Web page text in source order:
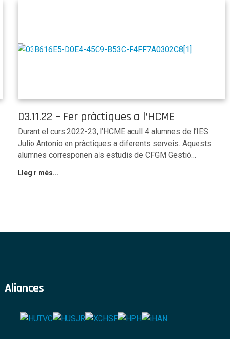
03.11.22 – Fer pràctiques a l’HCME
Durant el curs 2022-23, l’HCME acull 4 alumnes de l’IES
Julio Antonio en pràctiques a diferents serveis. Aquests
alumnes corresponen als estudis de CFGM Gestió…
Llegir més...
Aliances